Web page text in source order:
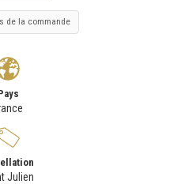
de la commande
Julien